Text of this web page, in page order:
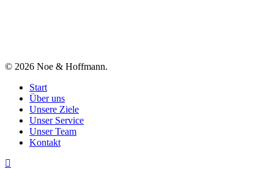
© 2026 Noe & Hoffmann.
Close
Menu
Start
Über uns
Unsere Ziele
Unser Service
Unser Team
Kontakt